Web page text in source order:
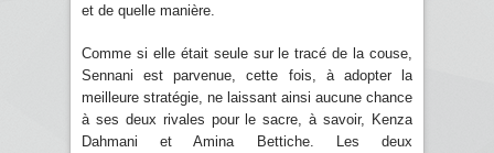
et de quelle manière.
Comme si elle était seule sur le tracé de la couse,
Sennani est parvenue, cette fois, à adopter la
meilleure stratégie, ne laissant ainsi aucune chance
à ses deux rivales pour le sacre, à savoir, Kenza
Dahmani et Amina Bettiche. Les deux